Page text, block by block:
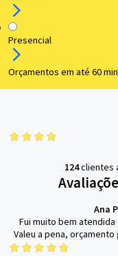
Presencial
Orçamentos em até 60
124clientes
Ana
Fui muito bem
Valeu a pena,